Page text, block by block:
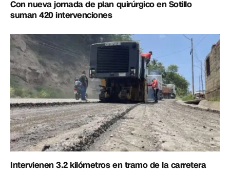
Con nueva jornada de plan quirúrgico en Sotillo
suman 420 intervenciones
Intervienen 3.2 kilómetros en tramo de la carretera